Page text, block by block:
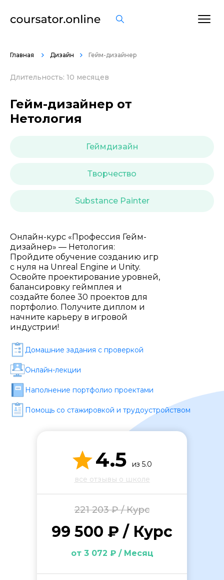
Главная Дизайн Гейм-дизайнер
Длительность: 10 месяцев
Гейм-дизайнер от
Нетология
Геймдизайн
Творчество
Substance Painter
Онлайн-курс «Профессия Гейм-
дизайнер» — Нетология:
Пройдите обучение созданию игр
с нуля на Unreal Engine и Unity.
Освойте проектирование уровней,
балансировку геймплея и
создайте более 30 проектов для
портфолио. Получите диплом и
начните карьеру в игровой
индустрии!
Домашние задания c проверкой
Онлайн-лекции
Наполнение портфолио проектами
Помощь со стажировкой и трудоустройством
4.5
из 5.0
все отзывы о школе
221 203 ₽ / Курс
99 500 ₽ / Курс
от 3 072 ₽ / Месяц
Подача материала *
Программа обучения *
ОСТАВИТЬ ОТЗЫВ